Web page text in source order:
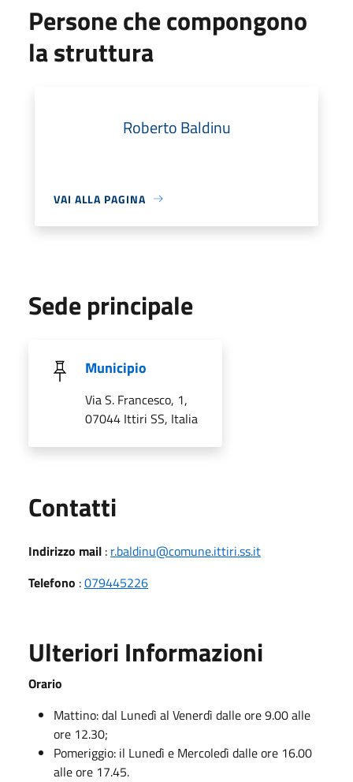
Persone che compongono
la struttura
Roberto Baldinu
VAI ALLA PAGINA
Sede principale
Municipio
Via S. Francesco, 1,
07044 Ittiri SS, Italia
Contatti
Indirizzo mail : r.baldinu@comune.ittiri.ss.it
Telefono :079445226
Ulteriori Informazioni
Orario
Mattino: dal Lunedì al Venerdì dalle ore 9.00 alle
ore 12.30;
Pomeriggio: il Lunedì e Mercoledì dalle ore 16.00
alle ore 17.45.